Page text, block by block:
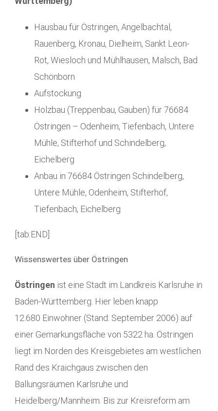
Hausbau für Östringen, Angelbachtal,
Rauenberg, Kronau, Dielheim, Sankt Leon-
Rot, Wiesloch und Mühlhausen, Malsch, Bad
Schönborn
Aufstockung
Holzbau (Treppenbau, Gauben) für 76684
Östringen – Odenheim, Tiefenbach, Untere
Mühle, Stifterhof und Schindelberg,
Eichelberg
Anbau in 76684 Östringen Schindelberg,
Untere Mühle, Odenheim, Stifterhof,
Tiefenbach, Eichelberg
[tab:END]
Wissenswertes über Östringen
Östringen ist eine Stadt im Landkreis Karlsruhe in
Baden-Württemberg. Hier leben knapp
12.680 Einwohner (Stand: September 2006) auf
einer Gemarkungsfläche von 5322 ha. Östringen
liegt im Norden des Kreisgebietes am westlichen
Rand des Kraichgaus zwischen den
Ballungsräumen Karlsruhe und
Heidelberg/Mannheim. Bis zur Kreisreform am